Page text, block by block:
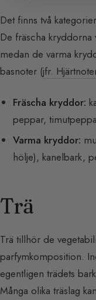
Det finns två
De fräscha
medan de varma
basnoter (jfr.
Fräscha kryddor:
peppar,
Varma kryddor:
hölje), kanelbark,
Trä
Trä tillhör de
parfymkomposition.
egentligen trädets
Många olika träslag